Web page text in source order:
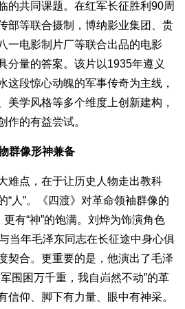
的共同课题。在红军长征胜利90周
部等联合摄制，博纳影业集团、贵
一电影制片厂等联合出品的电影
分量的答案。该片以1935年遵义
这段惊心动魄的军事传奇为主线，
美学风格等多个维度上创新建构，
作的有益尝试。
群像形神兼备
点，在于让历史人物走出教科
“人”。《四渡》对革命领袖群像的
更有“神”的饱满。刘烨为饰演角色
当年毛泽东同志在长征途中身心俱
契合。更重要的是，他演出了毛泽
围困万千重，我自岿然不动”的革
信仰、脚下有力量、眼中有神采。